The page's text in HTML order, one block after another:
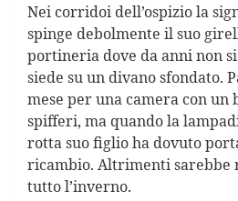
Nei corridoi dell’ospizio la
spinge debolmente il suo
portineria dove da anni non
siede su un divano sfondato.
mese per una camera con un
spifferi, ma quando la
rotta suo figlio ha dovuto
ricambio. Altrimenti sarebbe
tutto l’inverno.